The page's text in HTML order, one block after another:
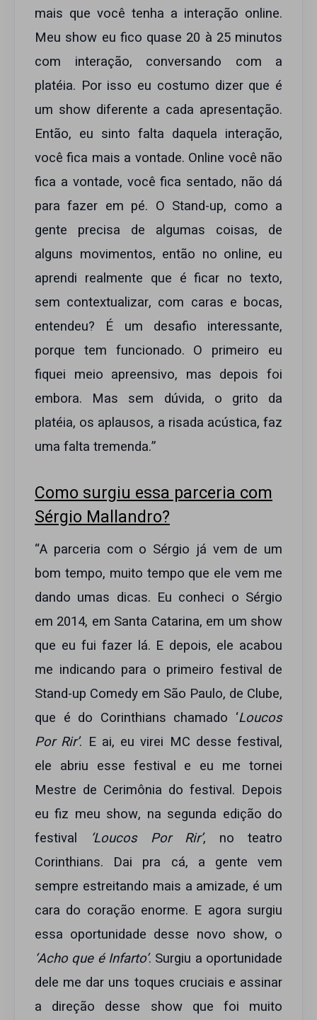
mais que você tenha a interação online.
Meu show eu fico quase 20 à 25 minutos
com interação, conversando com a
platéia. Por isso eu costumo dizer que é
um show diferente a cada apresentação.
Então, eu sinto falta daquela interação,
você fica mais a vontade. Online você não
fica a vontade, você fica sentado, não dá
para fazer em pé. O Stand-up, como a
gente precisa de algumas coisas, de
alguns movimentos, então no online, eu
aprendi realmente que é ficar no texto,
sem contextualizar, com caras e bocas,
entendeu? É um desafio interessante,
porque tem funcionado. O primeiro eu
fiquei meio apreensivo, mas depois foi
embora. Mas sem dúvida, o grito da
platéia, os aplausos, a risada acústica, faz
uma falta tremenda.”
Como surgiu essa parceria com
Sérgio Mallandro?
“A parceria com o Sérgio já vem de um
bom tempo, muito tempo que ele vem me
dando umas dicas. Eu conheci o Sérgio
em 2014, em Santa Catarina, em um show
que eu fui fazer lá. E depois, ele acabou
me indicando para o primeiro festival de
Stand-up Comedy em São Paulo, de Clube,
que é do Corinthians chamado ‘Loucos
Por Rir’. E ai, eu virei MC desse festival,
ele abriu esse festival e eu me tornei
Mestre de Cerimônia do festival. Depois
eu fiz meu show, na segunda edição do
festival
‘Loucos Por Rir’, no teatro
Corinthians. Dai pra cá, a gente vem
sempre estreitando mais a amizade, é um
cara do coração enorme. E agora surgiu
essa oportunidade desse novo show, o
‘Acho que é Infarto’. Surgiu a oportunidade
dele me dar uns toques cruciais e assinar
a direção desse show que foi muito